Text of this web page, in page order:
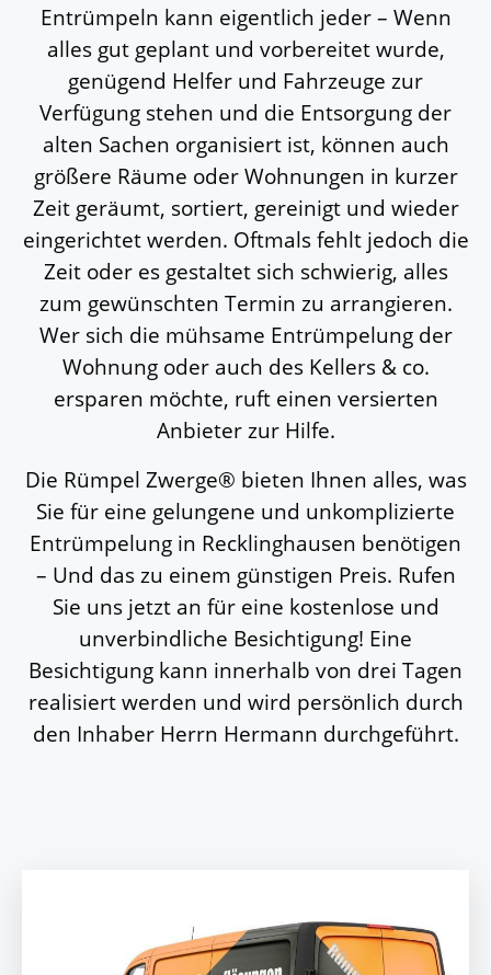
Entrümpeln kann eigentlich jeder – Wenn
alles gut geplant und vorbereitet wurde,
genügend Helfer und Fahrzeuge zur
Verfügung stehen und die Entsorgung der
alten Sachen organisiert ist, können auch
größere Räume oder Wohnungen in kurzer
Zeit geräumt, sortiert, gereinigt und wieder
eingerichtet werden. Oftmals fehlt jedoch die
Zeit oder es gestaltet sich schwierig, alles
zum gewünschten Termin zu arrangieren.
Wer sich die mühsame Entrümpelung der
Wohnung oder auch des Kellers & co.
ersparen möchte, ruft einen versierten
Anbieter zur Hilfe.
Die Rümpel Zwerge® bieten Ihnen alles, was
Sie für eine gelungene und unkomplizierte
Entrümpelung in Recklinghausen benötigen
– Und das zu einem günstigen Preis. Rufen
Sie uns jetzt an für eine kostenlose und
unverbindliche Besichtigung! Eine
Besichtigung kann innerhalb von drei Tagen
realisiert werden und wird persönlich durch
den Inhaber Herrn Hermann durchgeführt.